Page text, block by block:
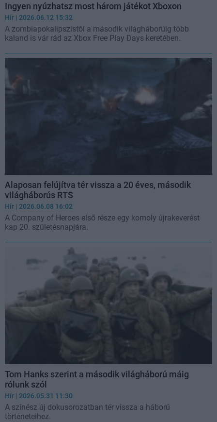
Ingyen nyúzhatsz most három játékot Xboxon
Hír | 2026.06.12 15:32
A zombiapokalipszistől a második világháborúig több
kaland is vár rád az Xbox Free Play Days keretében.
Alaposan felújítva tér vissza a 20 éves, második
világháborús RTS
Hír | 2026.06.08 16:02
A Company of Heroes első része egy komoly újrakeverést
kap 20. születésnapjára.
Tom Hanks szerint a második világháború máig
rólunk szól
Hír | 2026.05.31 11:30
A színész új dokusorozatban tér vissza a háború
történeteihez.